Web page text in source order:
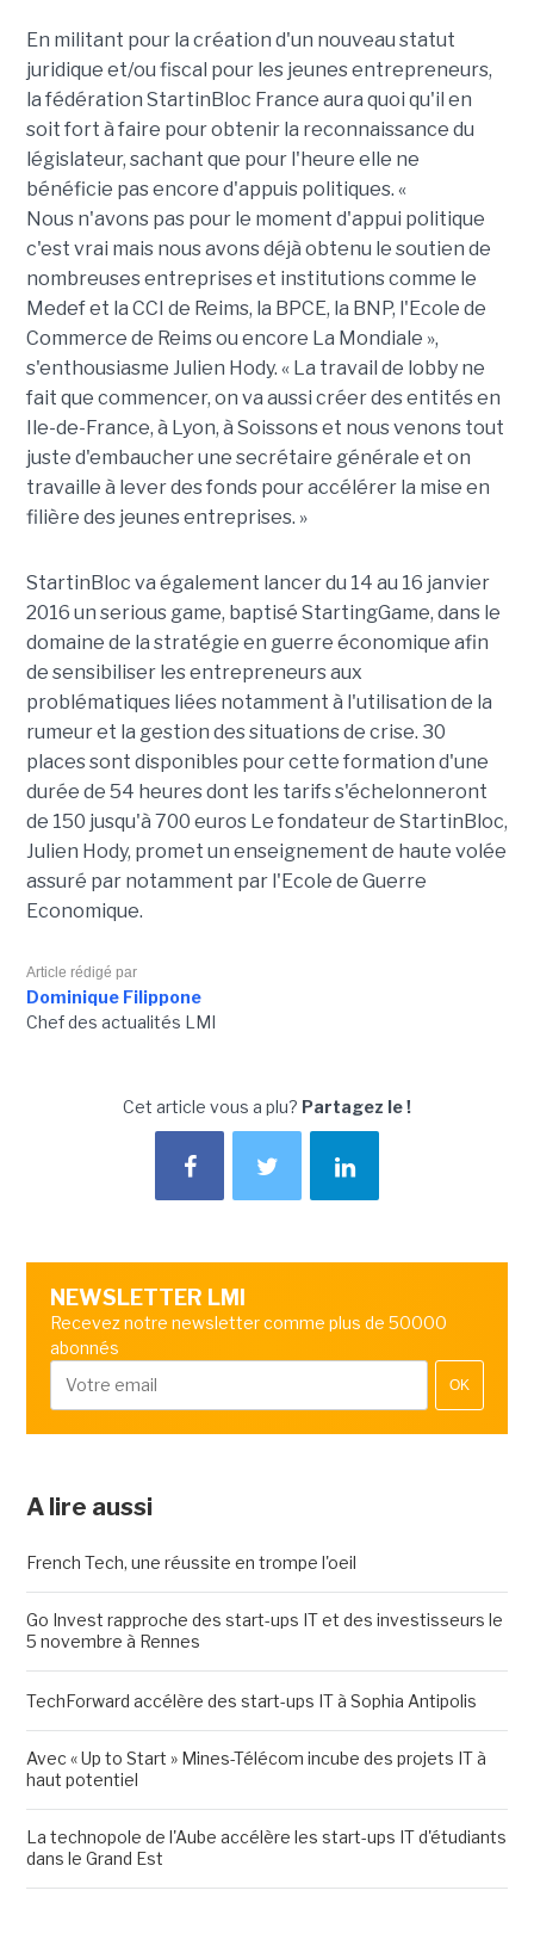
En militant pour la création d'un nouveau statut
juridique et/ou fiscal pour les jeunes entrepreneurs,
la fédération StartinBloc France aura quoi qu'il en
soit fort à faire pour obtenir la reconnaissance du
législateur, sachant que pour l'heure elle ne
bénéficie pas encore d'appuis politiques. «
Nous n'avons pas pour le moment d'appui politique
c'est vrai mais nous avons déjà obtenu le soutien de
nombreuses entreprises et institutions comme le
Medef et la CCI de Reims, la BPCE, la BNP, l'Ecole de
Commerce de Reims ou encore La Mondiale »,
s'enthousiasme Julien Hody. « La travail de lobby ne
fait que commencer, on va aussi créer des entités en
Ile-de-France, à Lyon, à Soissons et nous venons tout
juste d'embaucher une secrétaire générale et on
travaille à lever des fonds pour accélérer la mise en
filière des jeunes entreprises. »
StartinBloc va également lancer du 14 au 16 janvier
2016 un serious game, baptisé StartingGame, dans le
domaine de la stratégie en guerre économique afin
de sensibiliser les entrepreneurs aux
problématiques liées notamment à l'utilisation de la
rumeur et la gestion des situations de crise. 30
places sont disponibles pour cette formation d'une
durée de 54 heures dont les tarifs s'échelonneront
de 150 jusqu'à 700 euros Le fondateur de StartinBloc,
Julien Hody, promet un enseignement de haute volée
assuré par notamment par l'Ecole de Guerre
Economique.
Article rédigé par
Dominique Filippone
Chef des actualités LMI
Cet article vous a plu? Partagez le !
NEWSLETTER LMI
Recevez notre newsletter comme plus de 50000
abonnés
OK
A lire aussi
French Tech, une réussite en trompe l'oeil
Go Invest rapproche des start-ups IT et des investisseurs le
5 novembre à Rennes
TechForward accélère des start-ups IT à Sophia Antipolis
Avec « Up to Start » Mines-Télécom incube des projets IT à
haut potentiel
La technopole de l'Aube accélère les start-ups IT d'étudiants
dans le Grand Est